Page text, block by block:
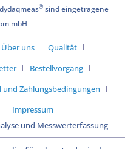
®sind eingetragene
mbH
Über uns
Qualität
Bestellvorgang
und Zahlungsbedingungen
Impressum
und Messwerterfassung